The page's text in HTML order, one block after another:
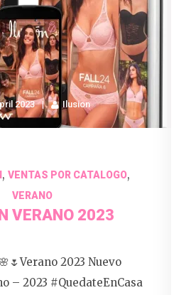
2023 Ilusion
, VENTAS POR CATALOGO,
VERANO
VERANO 2023
2023 Nuevo
– 2023 #QuedateEnCasa